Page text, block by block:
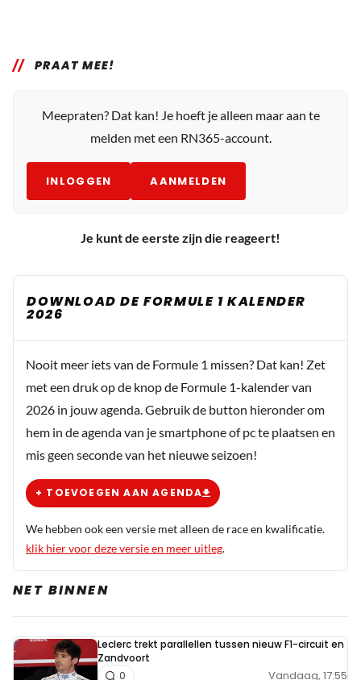
PRAAT MEE!
Meepraten? Dat kan! Je hoeft je alleen maar aan te
melden met een RN365-account.
INLOGGEN AANMELDEN
Je kunt de eerste zijn die reageert!
DOWNLOAD DE FORMULE 1 KALENDER
2026
Nooit meer iets van de Formule 1 missen? Dat kan! Zet
met een druk op de knop de Formule 1-kalender van
2026 in jouw agenda. Gebruik de button hieronder om
hem in de agenda van je smartphone of pc te plaatsen en
mis geen seconde van het nieuwe seizoen!
+ TOEVOEGEN AAN AGENDA
We hebben ook een versie met alleen de race en kwalificatie.
klik hier voor deze versie en meer uitleg.
NET BINNEN
Leclerc trekt parallellen tussen nieuw F1-circuit en
Zandvoort
Vandaag, 17:55
0